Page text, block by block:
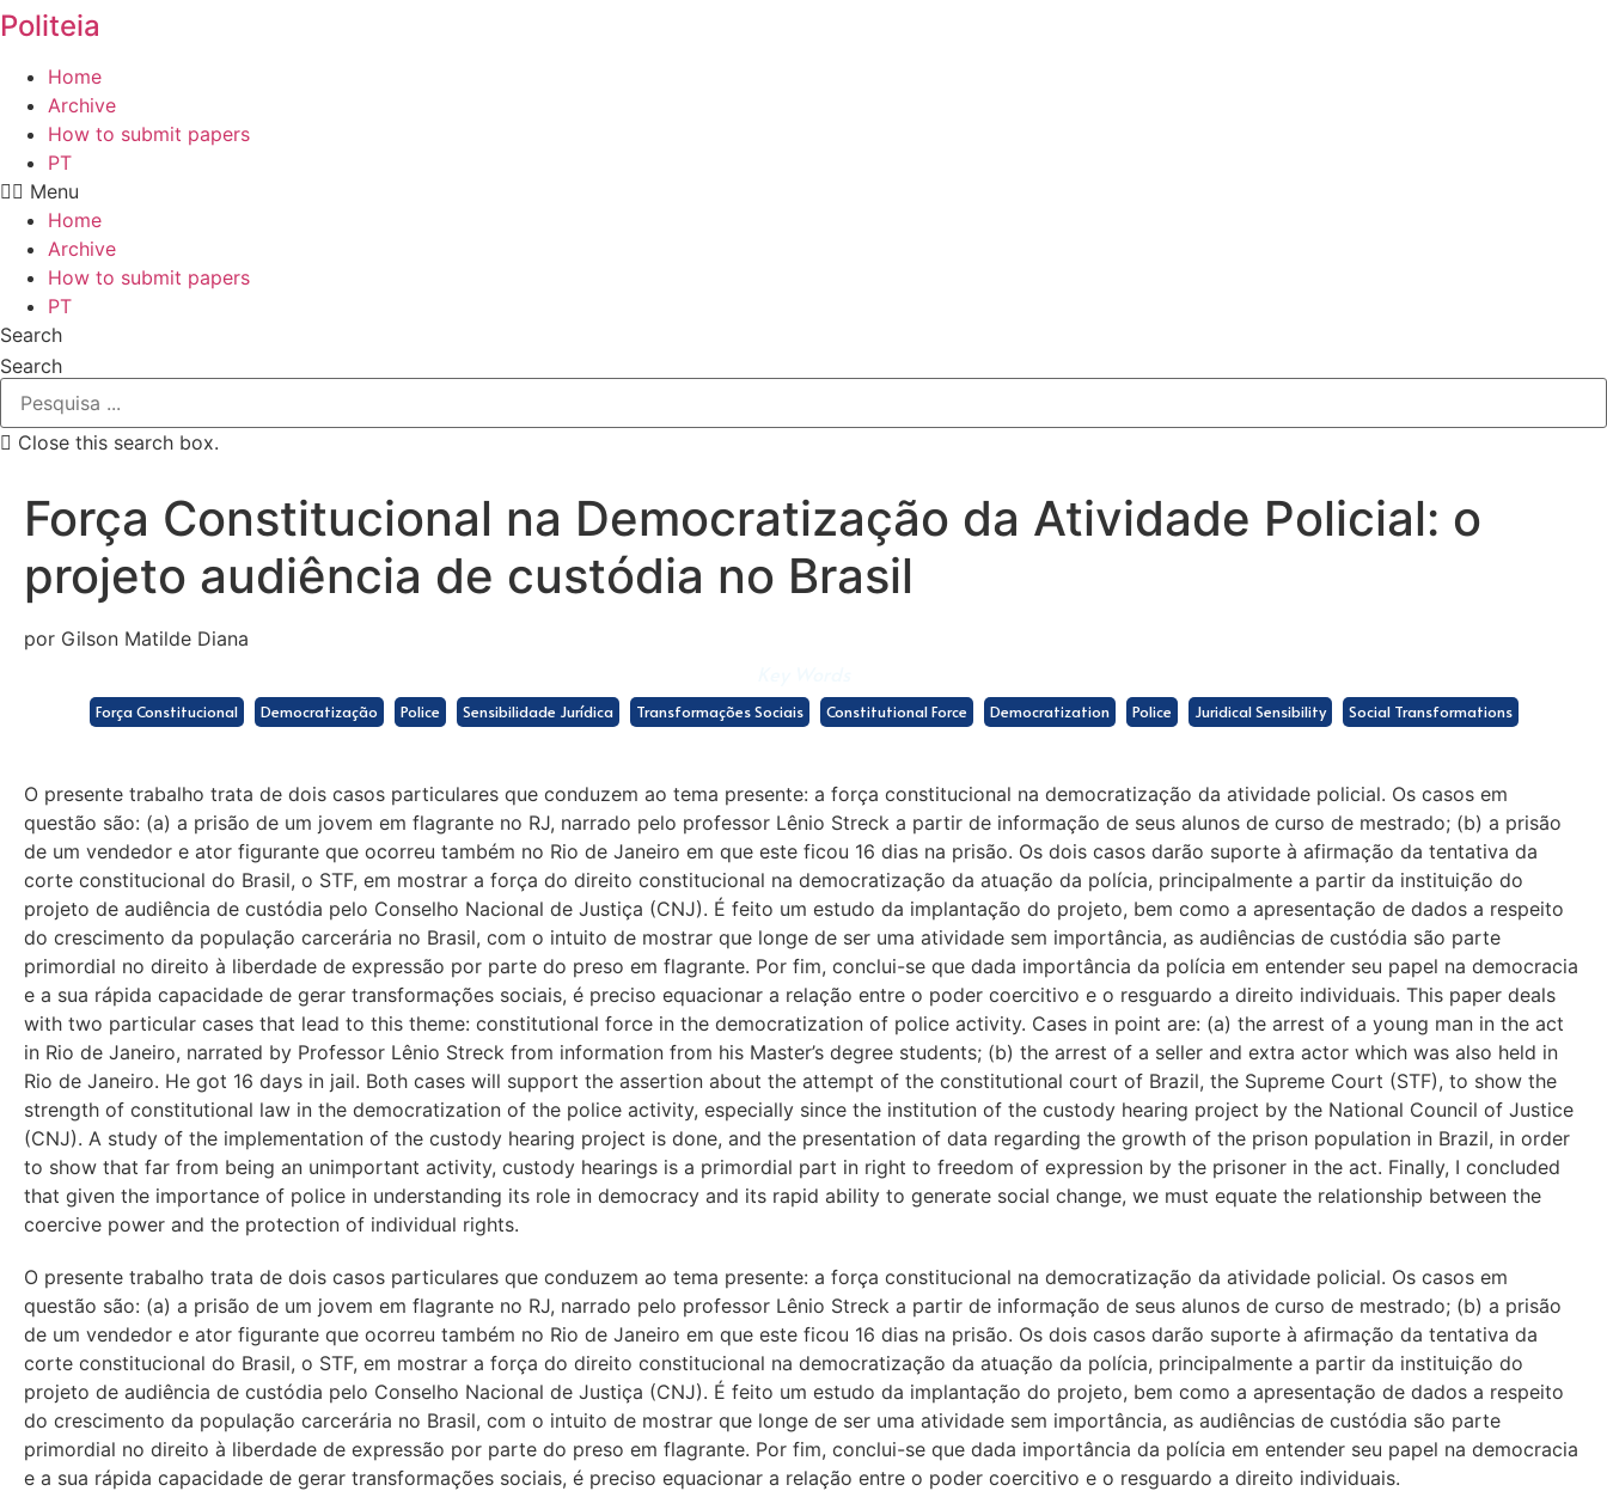
Politeia
Home
Archive
How to submit papers
PT
Menu
Home
Archive
How to submit papers
PT
Search
Search
Close this search box.
Força Constitucional na Democratização da Atividade Policial: o
projeto audiência de custódia no Brasil
por Gilson Matilde Diana
Força Constitucional Democratização Police Sensibilidade Jurídica Transformações Sociais Constitutional Force Democratization Police Juridical Sensibility Social Transformations
O presente trabalho trata de dois casos particulares que conduzem ao tema presente: a força constitucional na democratização da atividade policial. Os casos em
questão são: (a) a prisão de um jovem em flagrante no RJ, narrado pelo professor Lênio Streck a partir de informação de seus alunos de curso de mestrado; (b) a prisão
de um vendedor e ator figurante que ocorreu também no Rio de Janeiro em que este ficou 16 dias na prisão. Os dois casos darão suporte à afirmação da tentativa da
corte constitucional do Brasil, o STF, em mostrar a força do direito constitucional na democratização da atuação da polícia, principalmente a partir da instituição do
projeto de audiência de custódia pelo Conselho Nacional de Justiça (CNJ). É feito um estudo da implantação do projeto, bem como a apresentação de dados a respeito
do crescimento da população carcerária no Brasil, com o intuito de mostrar que longe de ser uma atividade sem importância, as audiências de custódia são parte
primordial no direito à liberdade de expressão por parte do preso em flagrante. Por fim, conclui-se que dada importância da polícia em entender seu papel na democracia
e a sua rápida capacidade de gerar transformações sociais, é preciso equacionar a relação entre o poder coercitivo e o resguardo a direito individuais. This paper deals
with two particular cases that lead to this theme: constitutional force in the democratization of police activity. Cases in point are: (a) the arrest of a young man in the act
in Rio de Janeiro, narrated by Professor Lênio Streck from information from his Master’s degree students; (b) the arrest of a seller and extra actor which was also held in
Rio de Janeiro. He got 16 days in jail. Both cases will support the assertion about the attempt of the constitutional court of Brazil, the Supreme Court (STF), to show the
strength of constitutional law in the democratization of the police activity, especially since the institution of the custody hearing project by the National Council of Justice
(CNJ). A study of the implementation of the custody hearing project is done, and the presentation of data regarding the growth of the prison population in Brazil, in order
to show that far from being an unimportant activity, custody hearings is a primordial part in right to freedom of expression by the prisoner in the act. Finally, I concluded
that given the importance of police in understanding its role in democracy and its rapid ability to generate social change, we must equate the relationship between the
coercive power and the protection of individual rights.
O presente trabalho trata de dois casos particulares que conduzem ao tema presente: a força constitucional na democratização da atividade policial. Os casos em
questão são: (a) a prisão de um jovem em flagrante no RJ, narrado pelo professor Lênio Streck a partir de informação de seus alunos de curso de mestrado; (b) a prisão
de um vendedor e ator figurante que ocorreu também no Rio de Janeiro em que este ficou 16 dias na prisão. Os dois casos darão suporte à afirmação da tentativa da
corte constitucional do Brasil, o STF, em mostrar a força do direito constitucional na democratização da atuação da polícia, principalmente a partir da instituição do
projeto de audiência de custódia pelo Conselho Nacional de Justiça (CNJ). É feito um estudo da implantação do projeto, bem como a apresentação de dados a respeito
do crescimento da população carcerária no Brasil, com o intuito de mostrar que longe de ser uma atividade sem importância, as audiências de custódia são parte
primordial no direito à liberdade de expressão por parte do preso em flagrante. Por fim, conclui-se que dada importância da polícia em entender seu papel na democracia
e a sua rápida capacidade de gerar transformações sociais, é preciso equacionar a relação entre o poder coercitivo e o resguardo a direito individuais.